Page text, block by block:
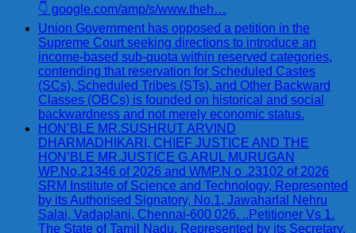
👇 google.com/amp/s/www.theh…
Union Government has opposed a petition in the
Supreme Court seeking directions to introduce an
income-based sub-quota within reserved categories,
contending that reservation for Scheduled Castes
(SCs), Scheduled Tribes (STs), and Other Backward
Classes (OBCs) is founded on historical and social
backwardness and not merely economic status.
HON’BLE MR.SUSHRUT ARVIND
DHARMADHIKARI, CHIEF JUSTICE AND THE
HON’BLE MR.JUSTICE G.ARUL MURUGAN
WP.No.21346 of 2026 and WMP.N o .23102 of 2026
SRM Institute of Science and Technology, Represented
by its Authorised Signatory, No.1, Jawaharlal Nehru
Salai, Vadaplani, Chennai-600 026. ..Petitioner Vs 1.
The State of Tamil Nadu, Represented by its Secretary,